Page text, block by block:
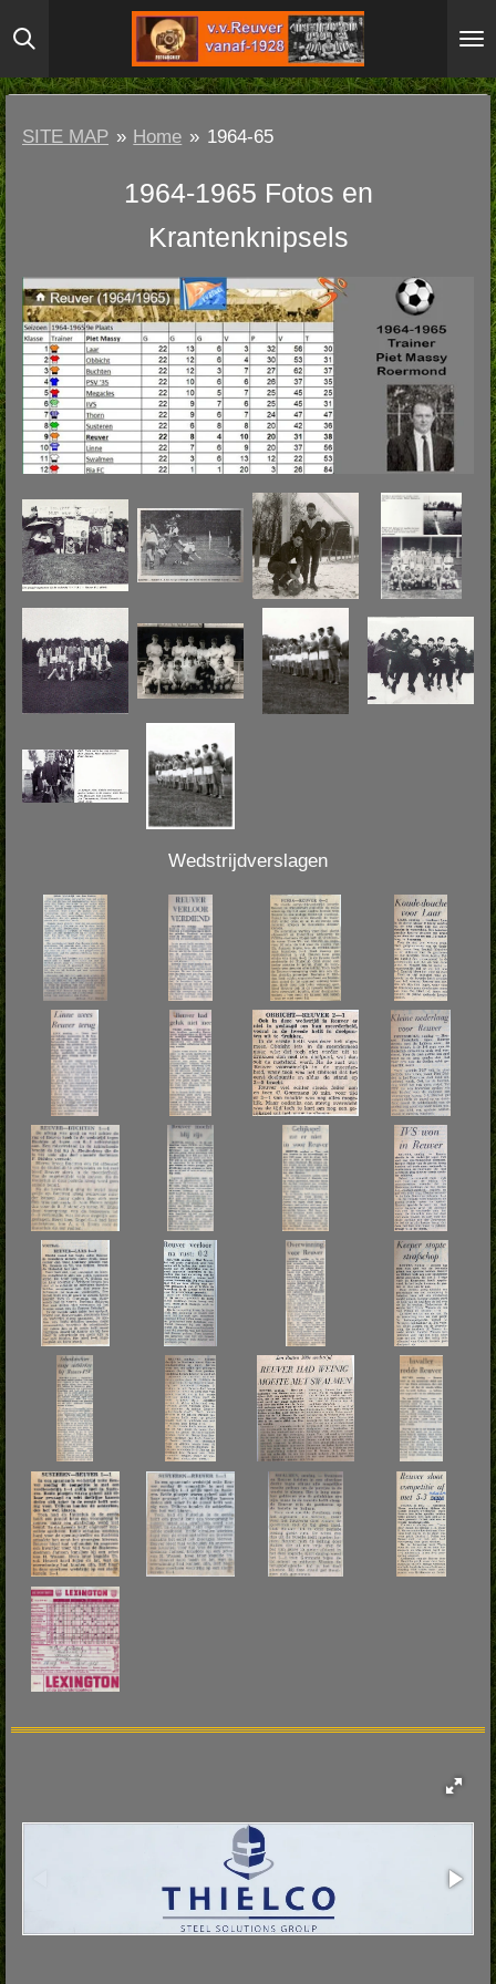
Ga
direct
naar
hoofdinhoud
SITE MAP » Home » 1964-65
1964-1965 Fotos en
Krantenknipsels
Wedstrijdverslagen